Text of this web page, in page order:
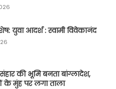
युवा आदर्श : स्वामी विवेकानंद
की भूमि बनता बांग्लादेश,
मुंह पर लगा ताला